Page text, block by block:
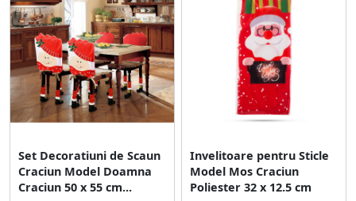
Set Decoratiuni de Scaun
Craciun Model Doamna
Craciun 50 x 55 cm...
Invelitoare pentru Sticle
Model Mos Craciun
Poliester 32 x 12.5 cm